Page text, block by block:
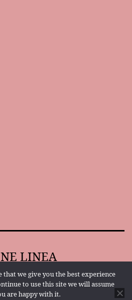
LINEA
WordPress.
that we give you the best experience
to use this site we will assume
are happy with it.